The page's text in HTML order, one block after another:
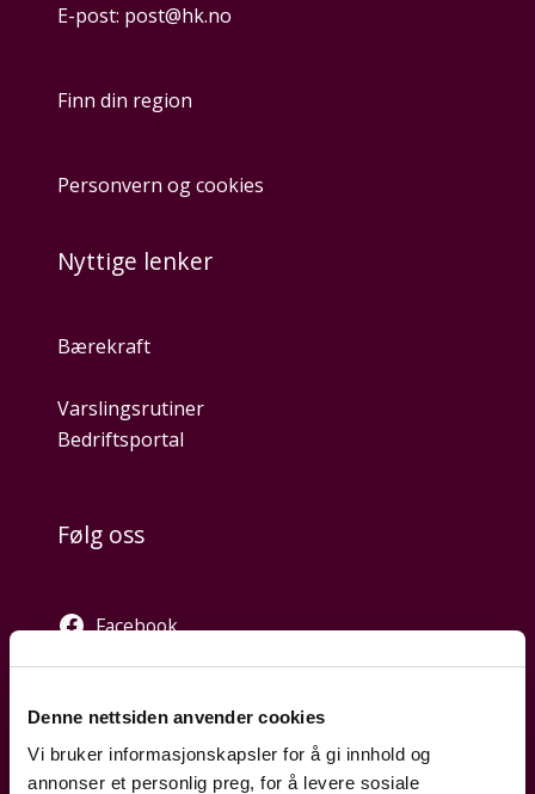
Denne nettsiden anvender cookies
Vi bruker informasjonskapsler for å gi innhold og
annonser et personlig preg, for å levere sosiale
E-post: post@hk.no
Finn din region
Personvern og cookies
Nyttige lenker
Bærekraft
Varslingsrutiner
Bedriftsportal
Følg oss
Facebook